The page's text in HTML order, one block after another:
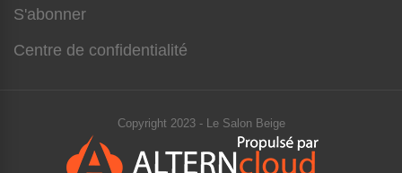
S'abonner
Centre de confidentialité
Copyright 2023 - Le Salon Beige